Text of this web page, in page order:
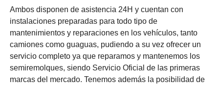
Ambos disponen de asistencia 24H y cuentan con
instalaciones preparadas para todo tipo de
mantenimientos y reparaciones en los vehículos, tanto
camiones como guaguas, pudiendo a su vez ofrecer un
servicio completo ya que reparamos y mantenemos los
semiremolques, siendo Servicio Oficial de las primeras
marcas del mercado. Tenemos además la posibilidad de